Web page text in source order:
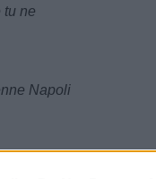
tu ne
Napoli